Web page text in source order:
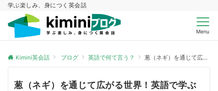
学ぶ楽しみ、身につく英会話
Menu
Kimini英会話 ブログ 英語で何て言う？ 葱（ネギ）を通じて広がる世界！英語で学ぶ国際的な料理レシピ
葱（ネギ）を通じて広がる世界！英語で学ぶ